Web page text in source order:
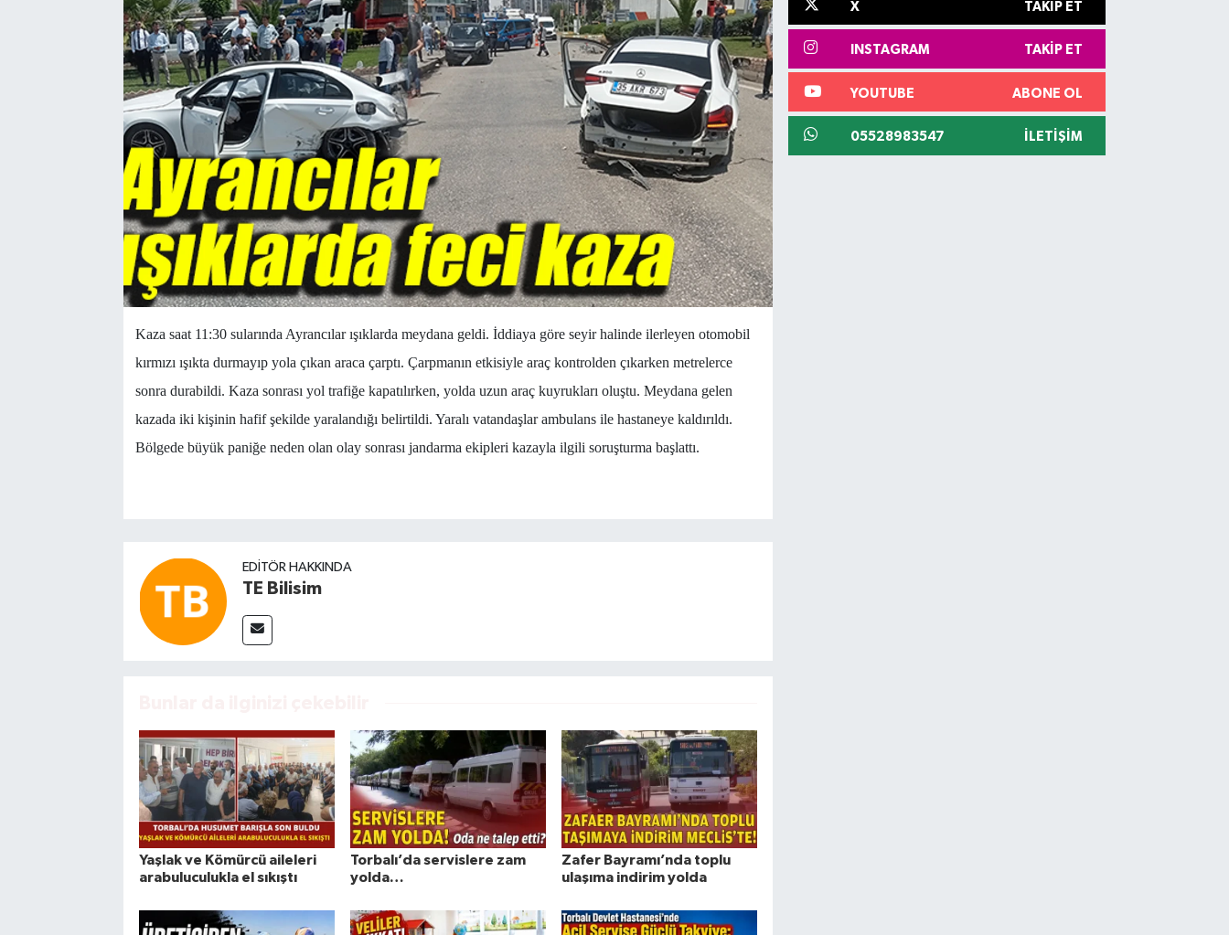
Kaza saat 11:30 sularında Ayrancılar ışıklarda meydana geldi. İddiaya göre seyir halinde ilerleyen otomobil
kırmızı ışıkta durmayıp yola çıkan araca çarptı. Çarpmanın etkisiyle araç kontrolden çıkarken metrelerce
sonra durabildi. Kaza sonrası yol trafiğe kapatılırken, yolda uzun araç kuyrukları oluştu. Meydana gelen
kazada iki kişinin hafif şekilde yaralandığı belirtildi. Yaralı vatandaşlar ambulans ile hastaneye kaldırıldı.
Bölgede büyük paniğe neden olan olay sonrası jandarma ekipleri kazayla ilgili soruşturma başlattı.
EDITÖR HAKKINDA
TE Bilisim
Yaşlak ve Kömürcü aileleri
arabuluculukla el sıkıştı
Torbalı’da servislere zam
yolda…
Zafer Bayramı’nda toplu
ulaşıma indirim yolda
X TAKIP ET
INSTAGRAM TAKIP ET
YOUTUBE ABONE OL
05528983547 İLETIŞIM